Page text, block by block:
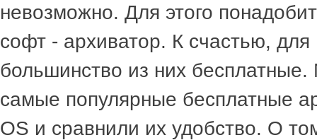
невозможно. Для этого
софт - архиватор. К счастью, для
большинство из них
самые популярные бесплатные
OS и сравнили их удобство. О